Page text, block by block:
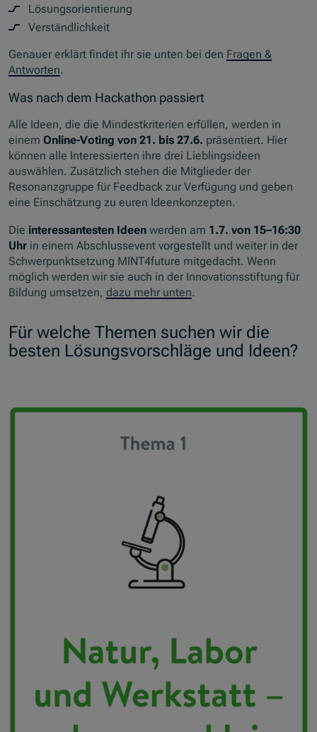
Lösungsorientierung
Verständlichkeit
Genauer erklärt findet ihr sie unten bei den Fragen &
Antworten.
Was nach dem Hackathon passiert
Alle Ideen, die die Mindestkriterien erfüllen, werden in
einemOnline-Voting von 21. bis 27.6. präsentiert. Hier
können alle Interessierten ihre drei Lieblingsideen
auswählen. Zusätzlich stehen die Mitglieder der
Resonanzgruppe für Feedback zur Verfügung und geben
eine Einschätzung zu euren Ideenkonzepten.
Die interessantesten Ideen werden am 1.7. von 15–16:30
Uhr in einem Abschlussevent vorgestellt und weiter in der
Schwerpunktsetzung MINT4future mitgedacht. Wenn
möglich werden wir sie auch in der Innovationsstiftung für
Bildung umsetzen,dazu mehr unten.
Für welche Themen suchen wir die
besten Lösungsvorschläge und Ideen?
Skip slider